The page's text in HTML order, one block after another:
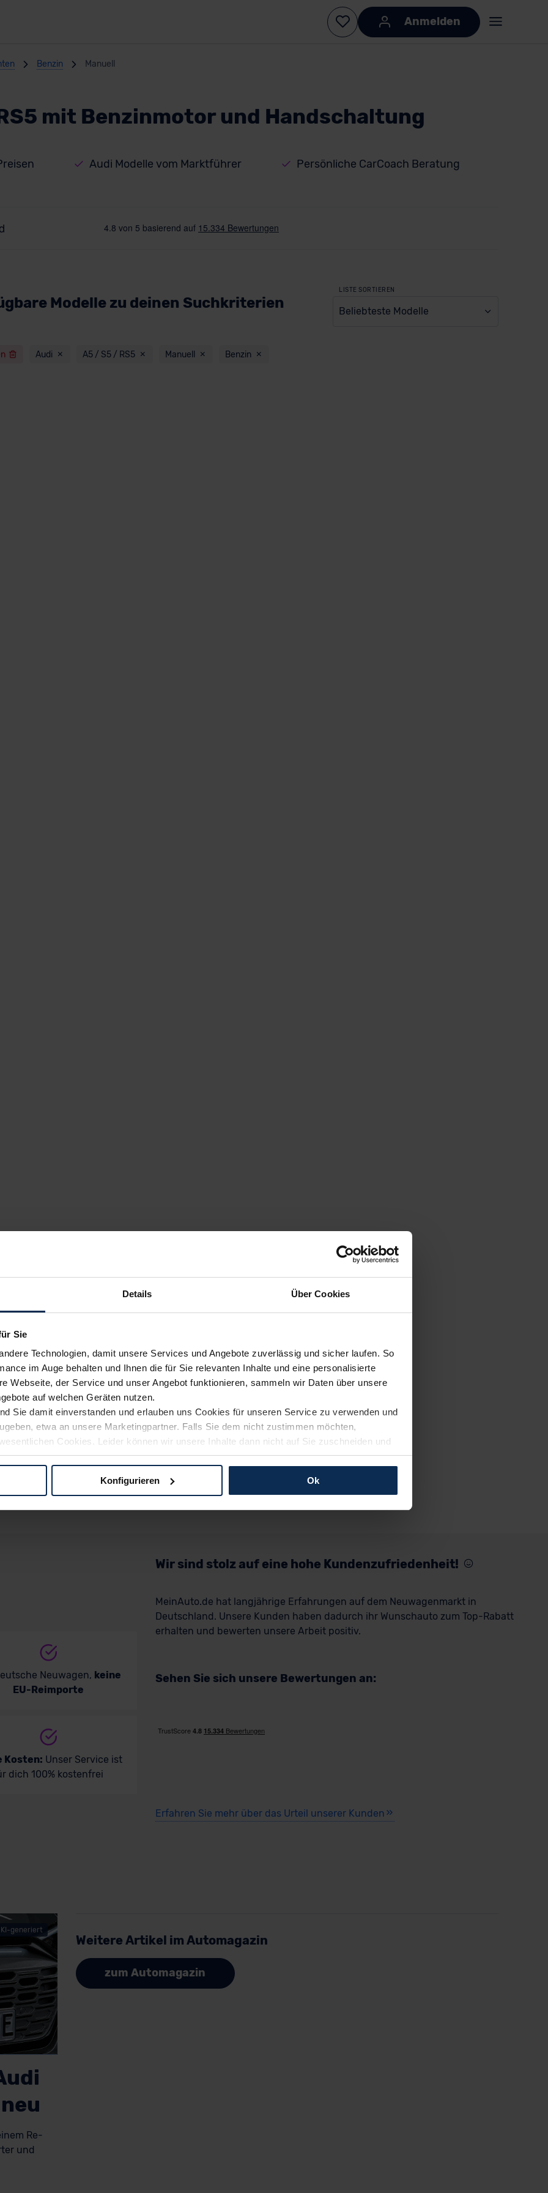
Details Über Cookies
Sie
Technologien, damit unsere Services und Angebote zuverlässig und sicher laufen. So
im Auge behalten und Ihnen die für Sie relevanten Inhalte und eine personalisierte
Webseite, der Service und unser Angebot funktionieren, sammeln wir Daten über unsere
auf welchen Geräten nutzen.
Sie damit einverstanden und erlauben uns Cookies für unseren Service zu verwenden und
etwa an unsere Marketingpartner. Falls Sie dem nicht zustimmen möchten,
Cookies. Leider können wir unsere Inhalte dann nicht auf Sie zuschneiden und
Weg zu Ihrem Neuwagen unterstützen. Sie können die Einstellungen jederzeit anpassen
Sie hierzu Ihre Einwilligung freiwillig erteilen. Nähere Informationen zu den bestehenden
Konfigurieren Ok
Anmelden
Benzin Manuell
mit Benzinmotor und Handschaltung
Audi Modelle vom Marktführer Persönliche CarCoach Beratung
Modelle zu deinen Suchkriterien
LISTE SORTIEREN
Beliebteste Modelle
Audi A5 / S5 / RS5 Manuell Benzin
Neuwagen, keine
EU-Reimporte
Kosten: Unser Service ist
dich 100% kostenfrei
Wir sind stolz auf eine hohe Kundenzufriedenheit!
MeinAuto.de hat langjährige Erfahrungen auf dem Neuwagenmarkt in
Deutschland. Unsere Kunden haben dadurch ihr Wunschauto zum Top-Rabatt
erhalten und bewerten unsere Arbeit positiv.
Sehen Sie sich unsere Bewertungen an:
Erfahren Sie mehr über das Urteil unserer Kunden
KI-generiert
Re-
und
Weitere Artikel im Automagazin
zum Automagazin